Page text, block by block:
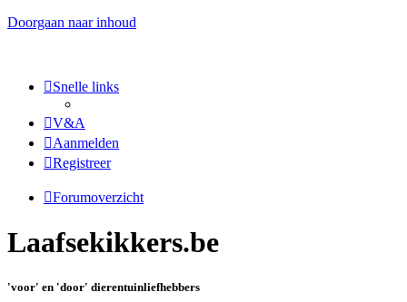
Doorgaan naar inhoud
Snelle links
V&A
Aanmelden
Registreer
Forumoverzicht
Laafsekikkers.be
'voor' en 'door' dierentuinliefhebbers